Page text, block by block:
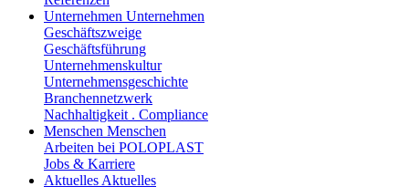
Unternehmen Unternehmen
Geschäftszweige
Geschäftsführung
Unternehmenskultur
Unternehmensgeschichte
Branchennetzwerk
Nachhaltigkeit . Compliance
Menschen Menschen
Arbeiten bei POLOPLAST
Jobs & Karriere
Aktuelles Aktuelles